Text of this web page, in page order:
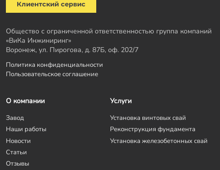
Клиентский сервис
Общество с ограниченной ответственностью группа компаний
«ВиКа Инжиниринг»
Воронеж, ул. Пирогова, д. 87Б, оф. 202/7
Политика конфиденциальности
Пользовательское соглашение
О компании
Завод
Наши работы
Новости
Статьи
Отзывы
Услуги
Установка винтовых свай
Реконструкция фундамента
Установка железобетонных свай